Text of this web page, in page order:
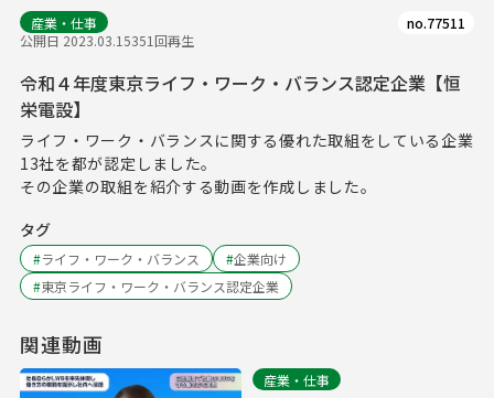
産業・仕事
公開日 2023.03.15351回再生
no.77511
令和４年度東京ライフ・ワーク・バランス認定企業【恒
栄電設】
ライフ・ワーク・バランスに関する優れた取組をしている企業
13社を都が認定しました。
その企業の取組を紹介する動画を作成しました。
タグ
#ライフ・ワーク・バランス #企業向け
#東京ライフ・ワーク・バランス認定企業
関連動画
産業・仕事